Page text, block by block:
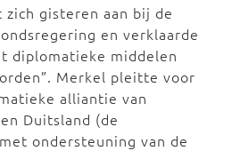
gisteren aan bij de
en verklaarde
diplomatieke middelen
Merkel pleitte voor
alliantie van
Duitsland (de
ondersteuning van de